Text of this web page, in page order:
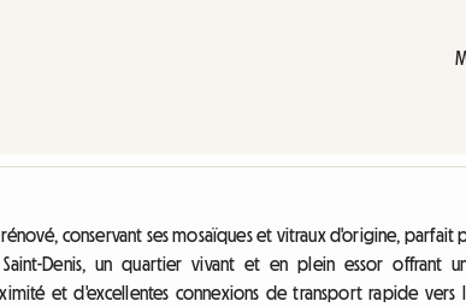
conservant ses mosaïques et vitraux d'origine, parfait
Denis, un quartier vivant et en plein essor offrant
et d'excellentes connexions de transport rapide